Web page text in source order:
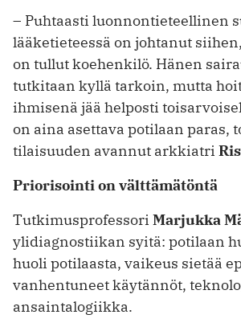
– Puhtaasti luonnontieteellinen
lääketieteessä on johtanut
on tullut koehenkilö. Hänen
tutkitaan kyllä tarkoin, mutta
ihmisenä jää helposti
on aina asettava potilaan paras,
tilaisuuden avannut arkkiatri
Priorisointi on välttämätöntä
Tutkimusprofessori Marjukka
ylidiagnostiikan syitä: potilaan
huoli potilaasta, vaikeus sietää
vanhentuneet käytännöt,
ansainta­logiikka.